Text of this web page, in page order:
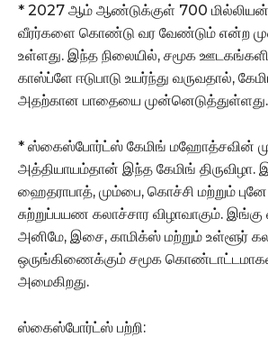
* 2027 ஆம் ஆண்டுக்குள் 700 மில்லியன்
வீரர்களை கொண்டு வர வேண்டும் என்ற
உள்ளது. இந்த நிலையில், சமூக
காஸ்ப்ளே ஈடுபாடு உயர்ந்து வருவதால்,
அதற்கான பாதையை முன்னெடுத்துள்ளது.
* ஸ்கைஸ்போர்ட்ஸ் கேமிங் மஹோத்சவின்
அத்தியாயம்தான் இந்த கேமிங் திருவிழா.
ஹைதராபாத், மும்பை, கொச்சி மற்றும்
சுற்றுப்பயண கலாச்சார விழாவாகும். இங்கு
அனிமே, இசை, காமிக்ஸ் மற்றும் உள்ளூர்
ஒருங்கிணைக்கும் சமூக
அமைகிறது.
ஸ்கைஸ்போர்ட்ஸ் பற்றி: